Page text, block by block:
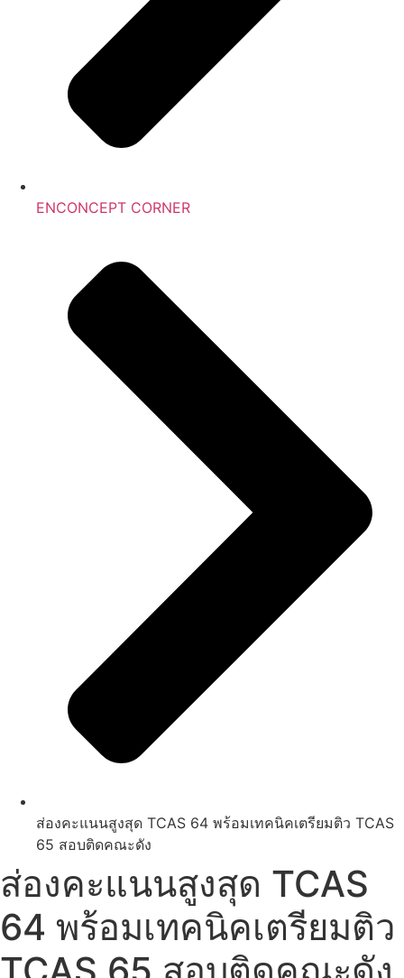
ENCONCEPT CORNER ​
ส่องคะแนนสูงสุด TCAS 64 พร้อมเทคนิคเตรียมติว TCAS
65 สอบติดคณะดัง
ส่องคะแนนสูงสุด TCAS
64 พร้อมเทคนิคเตรียมติว